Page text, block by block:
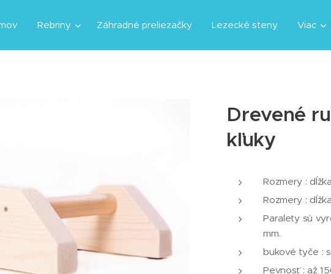
Rebriny Záhradné preliezačky Lezecké steny Viac
Drevené
kľuky
Rozmery :
Rozmery :
Paralety sú
mm.
bukové tyče :
Pevnosť : až